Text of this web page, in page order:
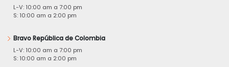
L-V: 10:00 am a 7:00 pm
S: 10:00 am a 2:00 pm
Bravo República de Colombia
L-V: 10:00 am a 7:00 pm
S: 10:00 am a 2:00 pm